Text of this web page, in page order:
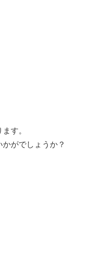
す。
がでしょうか？